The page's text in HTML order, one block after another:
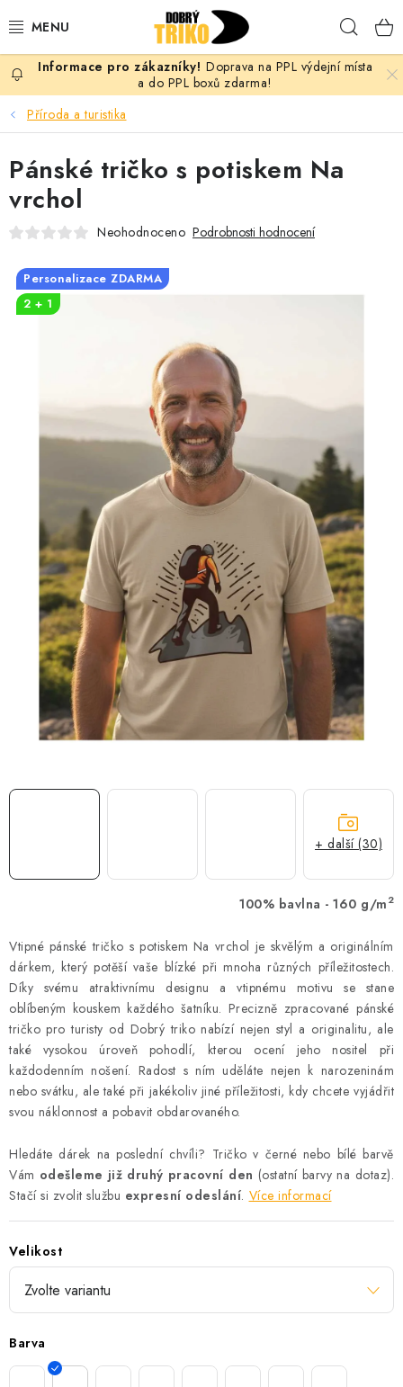
na
PRO ŽENY
PRO MUŽE
PRO DĚTI
PRO PÁRY
VLASTNÍ MOTIV
OKAMŽITĚ K ODBĚRU
MÁM SRDCE POMÁHÁM
VÁNOCE
PROVIZNÍ SYSTÉM
O nás Časté otázky
Doprava a platba
Obchodní podmínky
Zásady zpracování ochrany osobních údajů
Napište nám
Doprava na PPL výdejní místa
a do PPL boxů zdarma!
Příroda a turistika
100% bavlna - 160 g/m 2
Vtipné pánské tričko s potiskem Na vrchol je skvělým a originálním
dárkem, který potěší vaše blízké při mnoha různých příležitostech.
Díky svému atraktivnímu designu a vtipnému motivu se stane
oblíbeným kouskem každého šatníku. Precizně zpracované pánské
tričko pro turisty od Dobrý triko nabízí nejen styl a originalitu, ale
také vysokou úroveň pohodlí, kterou ocení jeho nositel při
každodenním nošení. Radost s ním uděláte nejen k narozeninám
nebo svátku, ale také při jakékoliv jiné příležitosti, kdy chcete vyjádřit
svou náklonnost a pobavit obdarovaného.
Hledáte dárek na poslední chvíli? Tričko v černé nebo bílé barvě
Vám odešleme již druhý pracovní den (ostatní barvy na dotaz).
Stačí si zvolit službu expresní odeslání. Více informací
Velikost
Barva
Pánské tričko s potiskem Na
vrchol
Neohodnoceno Podrobnosti hodnocení
Personalizace ZDARMA
2 + 1
+ další (30)